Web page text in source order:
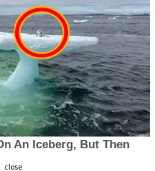
close